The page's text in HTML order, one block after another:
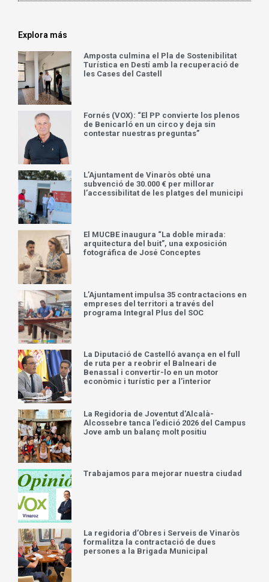
Explora más
Amposta culmina el Pla de Sostenibilitat
Turística en Destí amb la recuperació de
les Cases del Castell
Fornés (VOX): “El PP convierte los plenos
de Benicarló en un circo y deja sin
contestar nuestras preguntas”
L’Ajuntament de Vinaròs obté una
subvenció de 30.000 € per millorar
l’accessibilitat de les platges del municipi
El MUCBE inaugura “La doble mirada:
arquitectura del buit”, una exposición
fotográfica de José Conceptes
L’Ajuntament impulsa 35 contractacions en
empreses del territori a través del
programa Integral Plus del SOC
La Diputació de Castelló avança en el full
de ruta per a reobrir el Balneari de
Benassal i convertir-lo en un motor
econòmic i turístic per a l’interior
La Regidoria de Joventut d’Alcalà-
Alcossebre tanca l’edició 2026 del Campus
Jove amb un balanç molt positiu
Trabajamos para mejorar nuestra ciudad
La regidoria d’Obres i Serveis de Vinaròs
formalitza la contractació de dues
persones a la Brigada Municipal